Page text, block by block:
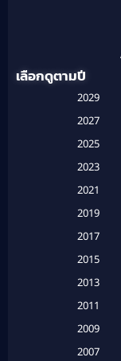
Based
เลือกดูตามปี
2029
2027
2025
2023
2021
2019
2017
2015
2013
2011
2009
2007